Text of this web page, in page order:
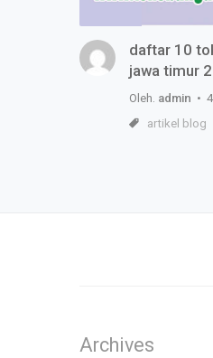
daftar 10
jawa timur
Oleh. admin •
artikel blog
Archives